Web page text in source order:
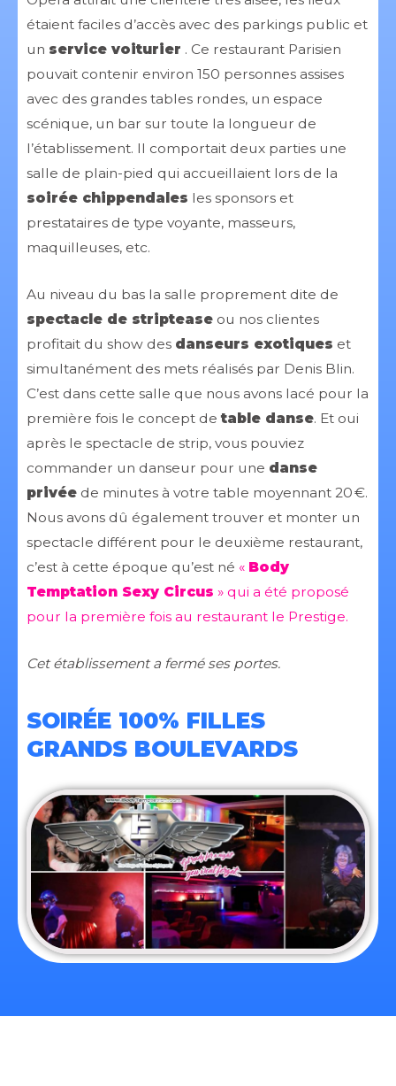
étaient faciles d’accès avec des parkings public et
un service voiturier . Ce restaurant Parisien
pouvait contenir environ 150 personnes assises
avec des grandes tables rondes, un espace
scénique, un bar sur toute la longueur de
l’établissement. Il comportait deux parties une
salle de plain-pied qui accueillaient lors de la
soirée chippendales les sponsors et
prestataires de type voyante, masseurs,
maquilleuses, etc.
Au niveau du bas la salle proprement dite de
spectacle de striptease ou nos clientes
profitait du show des danseurs exotiques et
simultanément des mets réalisés par Denis Blin.
C’est dans cette salle que nous avons lacé pour la
première fois le concept detable danse. Et oui
après le spectacle de strip, vous pouviez
commander un danseur pour une danse
privée de minutes à votre table moyennant 20 €.
Nous avons dû également trouver et monter un
spectacle différent pour le deuxième restaurant,
c’est à cette époque qu’est né « Body
Temptation Sexy Circus » qui a été proposé
pour la première fois au restaurant le Prestige.
Cet établissement a fermé ses portes.
SOIRÉE 100% FILLES
GRANDS BOULEVARDS